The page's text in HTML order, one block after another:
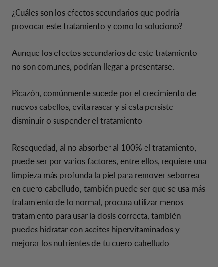
¿Cuáles son los efectos secundarios que podría
provocar este tratamiento y como lo soluciono?
Aunque los efectos secundarios de este tratamiento
no son comunes, podrían llegar a presentarse.
Picazón, comúnmente sucede por el crecimiento de
nuevos cabellos, evita rascar y si esta persiste
disminuir o suspender el tratamiento
Resequedad, al no absorber al 100% el tratamiento,
puede ser por varios factores, entre ellos, requiere una
limpieza más profunda la piel para remover seborrea
en cuero cabelludo, también puede ser que se usa más
tratamiento de lo normal, procura utilizar menos
tratamiento para usar la dosis correcta, también
puedes hidratar con aceites hipervitaminados y
mejorar los nutrientes de tu cuero cabelludo